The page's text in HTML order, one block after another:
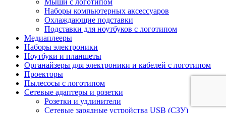
Мыши с логотипом
Наборы компьютерных аксессуаров
Охлаждающие подставки
Подставки для ноутбуков с логотипом
Медиаплееры
Наборы электроники
Ноутбуки и планшеты
Органайзеры для электроники и кабелей с логотипом
Проекторы
Пылесосы с логотипом
Сетевые адаптеры и розетки
Розетки и удлинители
Сетевые зарядные устройства USB (СЗУ)